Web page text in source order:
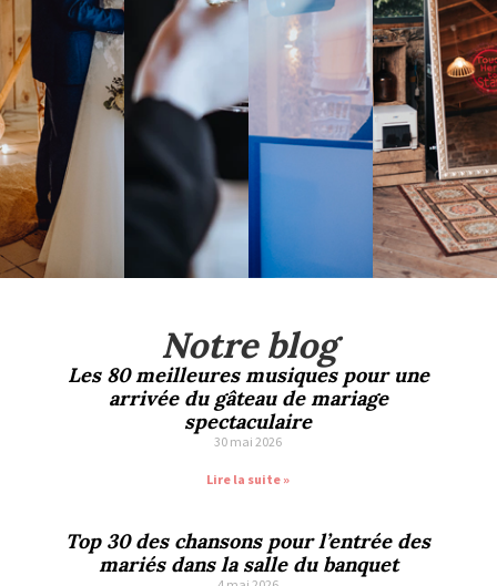
Notre blog
Les 80 meilleures musiques pour une
arrivée du gâteau de mariage
spectaculaire
30 mai 2026
Lire la suite »
Top 30 des chansons pour l’entrée des
mariés dans la salle du banquet